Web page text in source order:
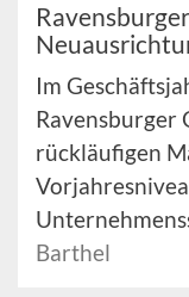
Im
Ravensburger
rückläufigen
Barthel